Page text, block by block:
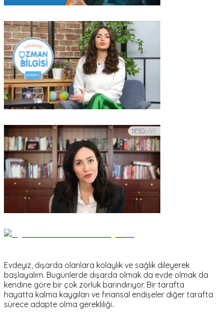
Evdeyiz, dışarda olanlara kolaylık ve sağlık dileyerek
başlayalım. Bugünlerde dışarda olmak da evde olmak da
kendine göre bir çok zorluk barındırıyor. Bir tarafta
hayatta kalma kaygıları ve finansal endişeler diğer tarafta
sürece adapte olma gerekliliği..